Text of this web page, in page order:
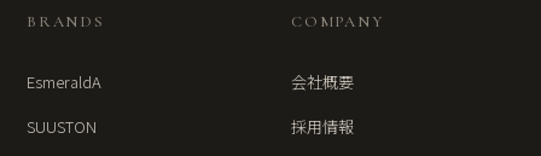
BRANDS
EsmeraldA
SUUSTON
COMPANY
会社概要
採用情報